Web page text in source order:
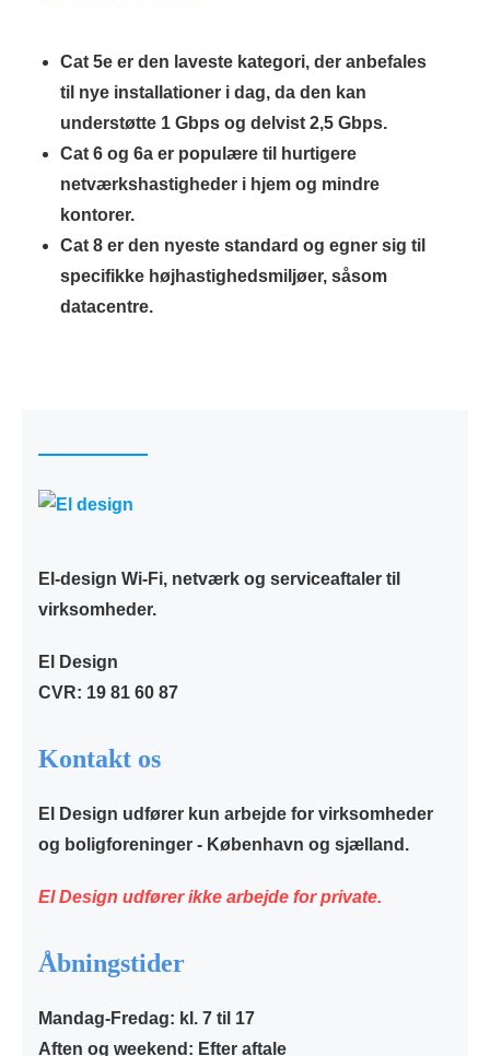
Cat 5e er den laveste kategori, der anbefales
til nye installationer i dag, da den kan
understøtte 1 Gbps og delvist 2,5 Gbps.
Cat 6 og 6a er populære til hurtigere
netværkshastigheder i hjem og mindre
kontorer.
Cat 8 er den nyeste standard og egner sig til
specifikke højhastighedsmiljøer, såsom
datacentre.
El-design Wi-Fi, netværk og serviceaftaler til
virksomheder.
El Design
CVR: 19 81 60 87
Kontakt os
El Design udfører kun arbejde for virksomheder
og boligforeninger - København og sjælland.
El Design udfører ikke arbejde for private.
Åbningstider
Mandag-Fredag: kl. 7 til 17
Aften og weekend: Efter aftale